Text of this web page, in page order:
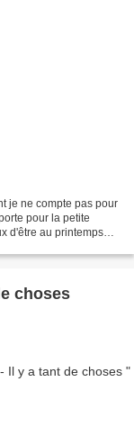
je ne compte pas pour
pour la petite
d'être au printemps
choses